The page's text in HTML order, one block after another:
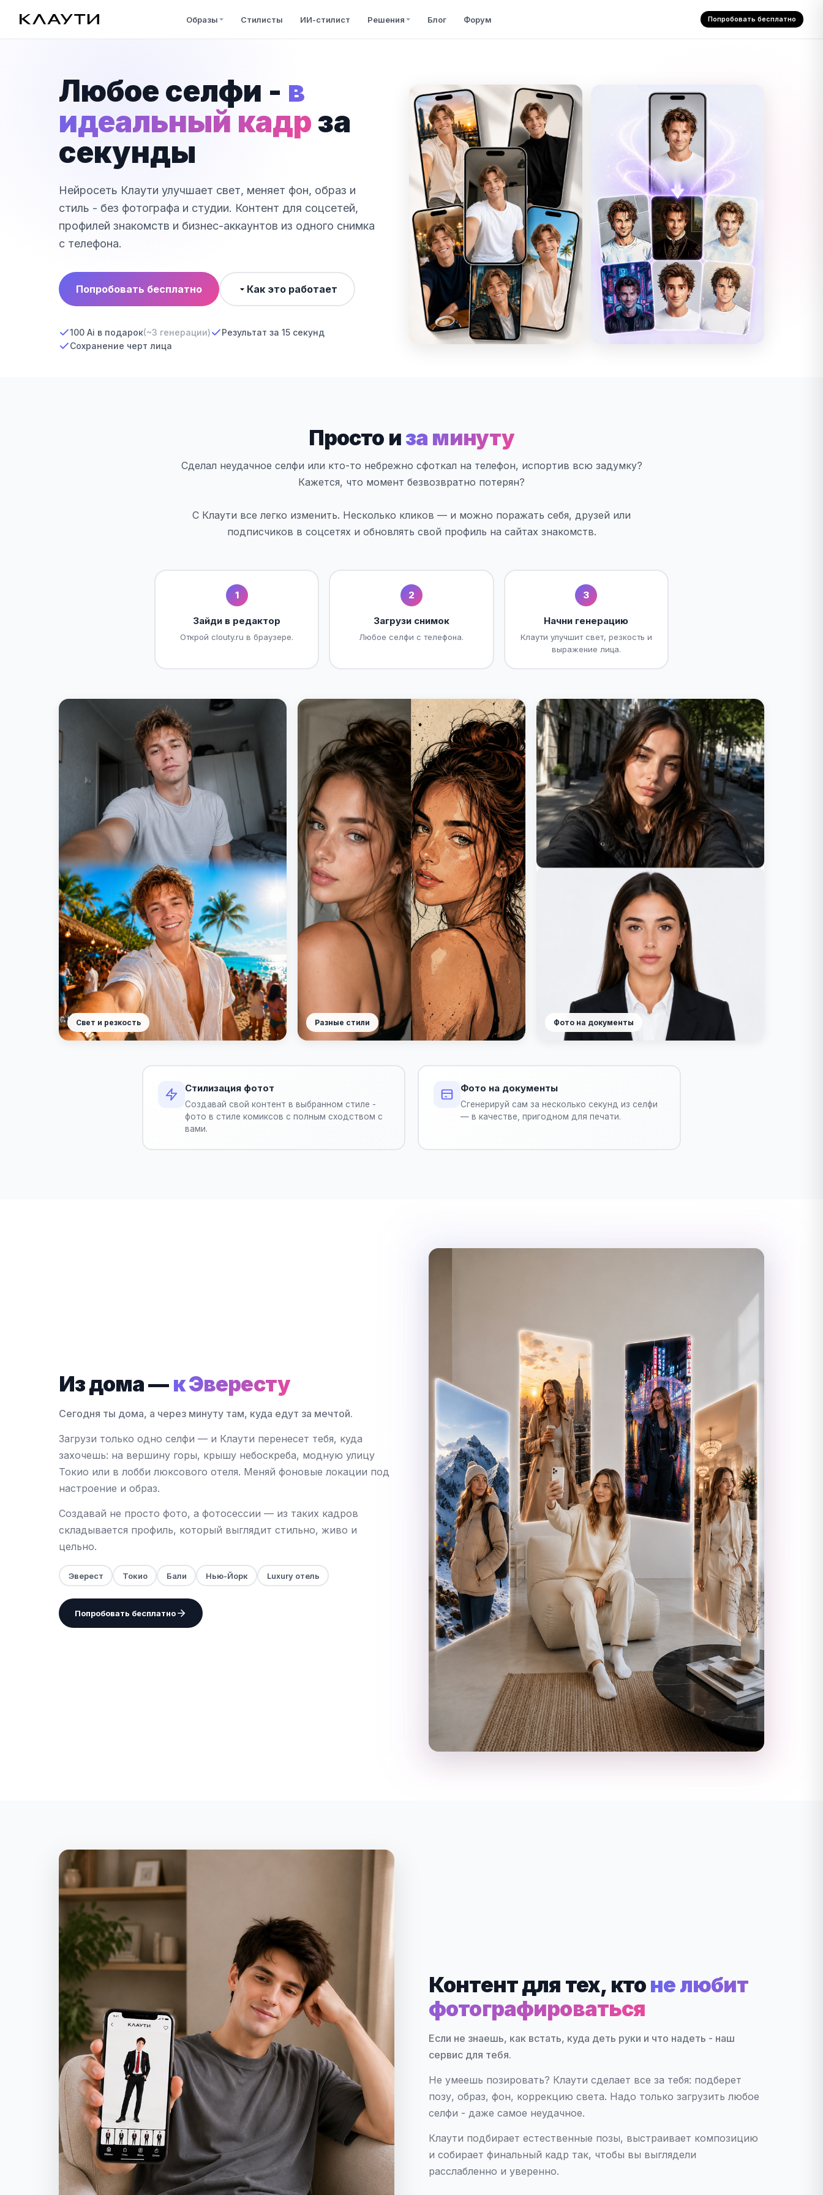
Образы Стилисты ИИ-стилист Решения Блог Форум Попробовать бесплатно
Любое селфи - в
идеальный кадр за
секунды
Нейросеть Клаути улучшает свет, меняет фон, образ и
стиль - без фотографа и студии. Контент для соцсетей,
профилей знакомств и бизнес-аккаунтов из одного снимка
с телефона.
Попробовать бесплатно Как это работает
100 Ai в подарок(~3 генерации)
Результат за 15 секунд
Сохранение черт лица
Просто иза минуту
Сделал неудачное селфи или кто-то небрежно сфоткал на телефон, испортив всю задумку?
Кажется, что момент безвозвратно потерян?
С Клаути все легко изменить. Несколько кликов — и можно поражать себя, друзей или
подписчиков в соцсетях и обновлять свой профиль на сайтах знакомств.
1
Зайди в редактор
Открой clouty.ru в браузере.
2
Загрузи снимок
Любое селфи с телефона.
3
Начни генерацию
Клаути улучшит свет, резкость и
выражение лица.
Свет и резкость Разные стили Фото на документы
Стилизация фотот
Создавай свой контент в выбранном стиле -
фото в стиле комиксов с полным сходством с
вами.
Фото на документы
Сгенерируй сам за несколько секунд из селфи
— в качестве, пригодном для печати.
Из дома —к Эвересту
Сегодня ты дома, а через минуту там, куда едут за мечтой.
Загрузи только одно селфи — и Клаути перенесет тебя, куда
захочешь: на вершину горы, крышу небоскреба, модную улицу
Токио или в лобби люксового отеля. Меняй фоновые локации под
настроение и образ.
Создавай не просто фото, а фотосессии — из таких кадров
складывается профиль, который выглядит стильно, живо и
цельно.
Эверест Токио Бали Нью-Йорк Luxury отель
Попробовать бесплатно
Контент для тех, ктоне любит
фотографироваться
Если не знаешь, как встать, куда деть руки и что надеть - наш
сервис для тебя.
Не умеешь позировать? Клаути сделает все за тебя: подберет
позу, образ, фон, коррекцию света. Надо только загрузить любое
селфи - даже самое неудачное.
Клаути подбирает естественные позы, выстраивает композицию
и собирает финальный кадр так, чтобы вы выглядели
расслабленно и уверенно.